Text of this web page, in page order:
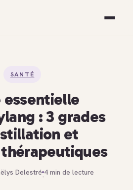
SANTÉ
essentielle
: 3 grades
et
Delestré
·
4 min de lecture